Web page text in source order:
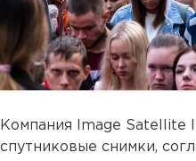
Компания Image Satellite
спутниковые снимки,